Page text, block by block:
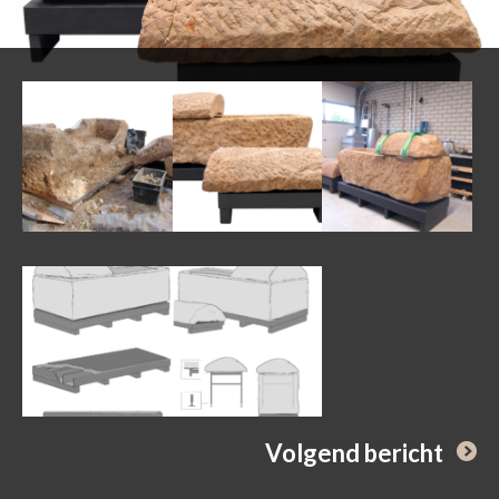
Volgend bericht